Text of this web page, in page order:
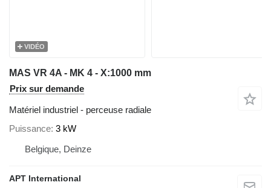
VIDÉO
MAS VR 4A - MK 4 - X:1000 mm
Prix sur demande
Matériel industriel - perceuse radiale
Puissance 3 kW
Belgique, Deinze
APT International